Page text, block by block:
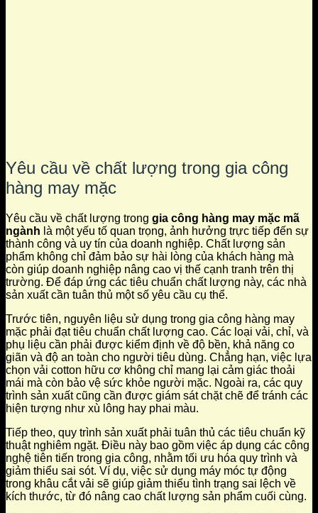
Yêu cầu về chất lượng trong gia công
hàng may mặc
Yêu cầu về chất lượng trong gia công hàng may mặc mã
ngành là một yếu tố quan trọng, ảnh hưởng trực tiếp đến sự
thành công và uy tín của doanh nghiệp. Chất lượng sản
phẩm không chỉ đảm bảo sự hài lòng của khách hàng mà
còn giúp doanh nghiệp nâng cao vị thế cạnh tranh trên thị
trường. Để đáp ứng các tiêu chuẩn chất lượng này, các nhà
sản xuất cần tuân thủ một số yêu cầu cụ thể.
Trước tiên, nguyên liệu sử dụng trong gia công hàng may
mặc phải đạt tiêu chuẩn chất lượng cao. Các loại vải, chỉ, và
phụ liệu cần phải được kiểm định về độ bền, khả năng co
giãn và độ an toàn cho người tiêu dùng. Chẳng hạn, việc lựa
chọn vải cotton hữu cơ không chỉ mang lại cảm giác thoải
mái mà còn bảo vệ sức khỏe người mặc. Ngoài ra, các quy
trình sản xuất cũng cần được giám sát chặt chẽ để tránh các
hiện tượng như xù lông hay phai màu.
Tiếp theo, quy trình sản xuất phải tuân thủ các tiêu chuẩn kỹ
thuật nghiêm ngặt. Điều này bao gồm việc áp dụng các công
nghệ tiên tiến trong gia công, nhằm tối ưu hóa quy trình và
giảm thiểu sai sót. Ví dụ, việc sử dụng máy móc tự động
trong khâu cắt vải sẽ giúp giảm thiểu tình trạng sai lệch về
kích thước, từ đó nâng cao chất lượng sản phẩm cuối cùng.